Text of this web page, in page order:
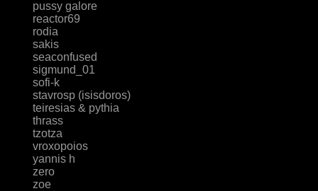
pussy galore
reactor69
rodia
sakis
seaconfused
sigmund_01
sofi-k
stavrosp (isisdoros)
teiresias & pythia
thrass
tzotza
vroxopoios
yannis h
zero
zoe